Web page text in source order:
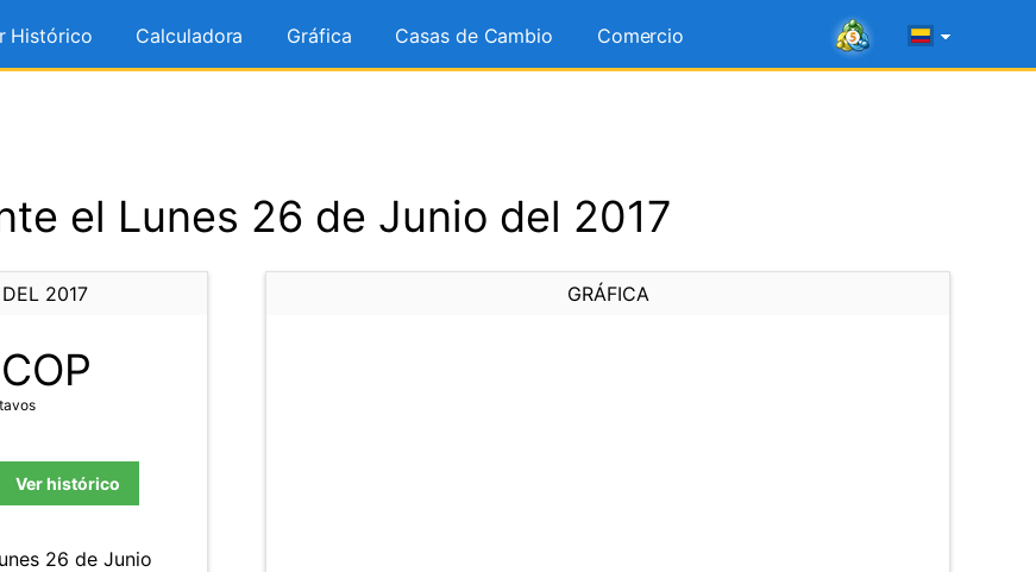
Histórico Calculadora Gráfica Casas de Cambio Comercio
el Lunes 26 de Junio del 2017
2017
COP
Ver histórico
26 de Junio
GRÁFICA